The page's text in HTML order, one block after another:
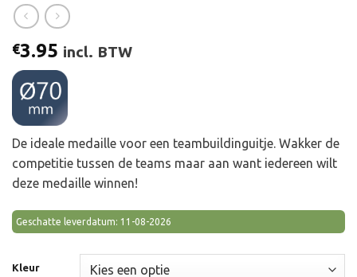
€3.95 incl. BTW
De ideale medaille voor een teambuildinguitje. Wakker de
competitie tussen de teams maar aan want iedereen wilt
deze medaille winnen!
Geschatte leverdatum: 11-08-2026
Kleur